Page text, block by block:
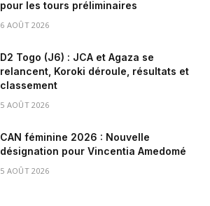
pour les tours préliminaires
6 AOÛT 2026
D2 Togo (J6) : JCA et Agaza se
relancent, Koroki déroule, résultats et
classement
5 AOÛT 2026
CAN féminine 2026 : Nouvelle
désignation pour Vincentia Amedomé
5 AOÛT 2026